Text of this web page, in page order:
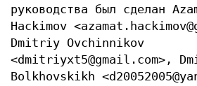
руководства был сделан
Hackimov
Dmitriy Ovchinnikov
<dmitriyxt5@gmail.com>,
Bolkhovskikh